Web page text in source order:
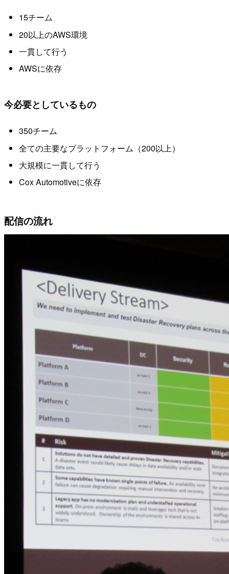
15チーム
20以上のAWS環境
一貫して行う
AWSに依存
今必要としているもの
350チーム
全ての主要なプラットフォーム（200以上）
大規模に一貫して行う
Cox Automotiveに依存
配信の流れ